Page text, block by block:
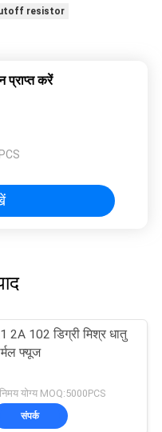
resistor
प्राप्त करें
2A 102 डिग्री मिश्र धातु
फ्यूज
योग्य MOQ:5000PCS
संपर्क